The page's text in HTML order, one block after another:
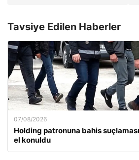
Tavsiye Edilen Haberler
07/08/2026
Holding patronuna bahis
el konuldu